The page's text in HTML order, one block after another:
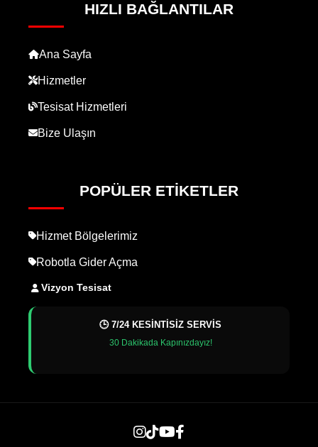
HIZLI BAĞLANTILAR
Ana Sayfa
Hizmetler
Tesisat Hizmetleri
Bize Ulaşın
POPÜLER ETIKETLER
Hizmet Bölgelerimiz
Robotla Gider Açma
Vizyon Tesisat
🕒 7/24 KESİNTİSİZ SERVİS
30 Dakikada Kapınızdayız!